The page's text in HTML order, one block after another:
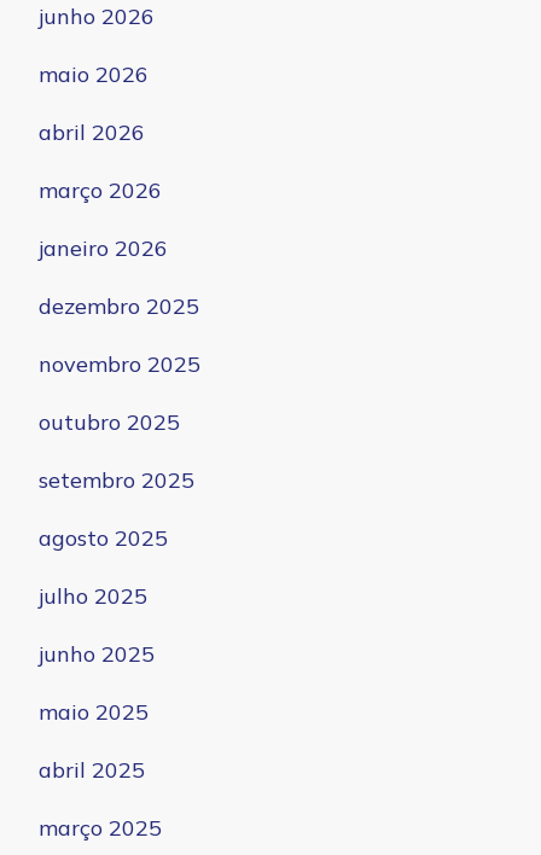
junho 2026
maio 2026
abril 2026
março 2026
janeiro 2026
dezembro 2025
novembro 2025
outubro 2025
setembro 2025
agosto 2025
julho 2025
junho 2025
maio 2025
abril 2025
março 2025